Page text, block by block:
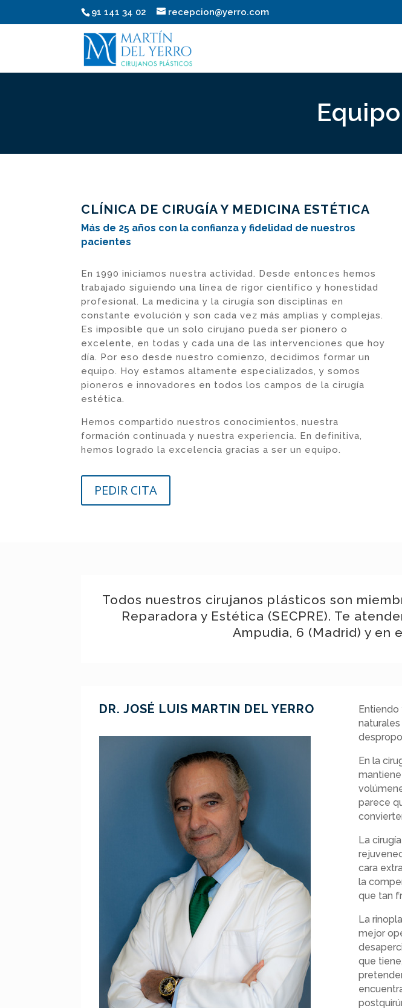
91 141 34 02 recepcion@yerro.com
CLÍNICA DE CIRUGÍA Y MEDICINA ESTÉTICA
Más de 25 años con la confianza y fidelidad de nuestros
pacientes
En 1990 iniciamos nuestra actividad. Desde entonces hemos
trabajado siguiendo una línea de rigor científico y honestidad
profesional. La medicina y la cirugía son disciplinas en
constante evolución y son cada vez más amplias y complejas.
Es imposible que un solo cirujano pueda ser pionero o
excelente, en todas y cada una de las intervenciones que hoy
día. Por eso desde nuestro comienzo, decidimos formar un
equipo. Hoy estamos altamente especializados, y somos
pioneros e innovadores en todos los campos de la cirugía
estética.
Hemos compartido nuestros conocimientos, nuestra
formación continuada y nuestra experiencia. En definitiva,
hemos logrado la excelencia gracias a ser un equipo.
PEDIR CITA
Todos nuestros cirujanos plásticos son
Reparadora y Estética (SECPRE). Te
Ampudia, 6 (Madrid) y en
DR. JOSÉ LUIS MARTIN DEL YERRO
Entiendo
En la
parece
La
cara
la
que tan
La
mejor
que